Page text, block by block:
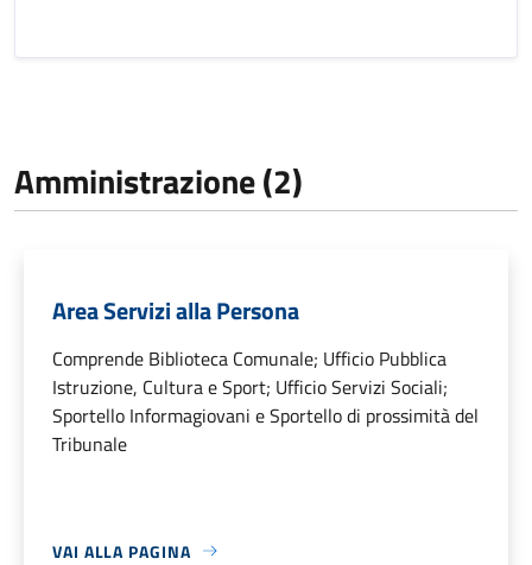
Amministrazione (2)
Area Servizi alla Persona
Comprende Biblioteca Comunale; Ufficio Pubblica
Istruzione, Cultura e Sport; Ufficio Servizi Sociali;
Sportello Informagiovani e Sportello di prossimità del
Tribunale
VAI ALLA PAGINA